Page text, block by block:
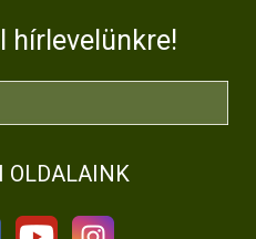
hírlevelünkre!
OLDALAINK